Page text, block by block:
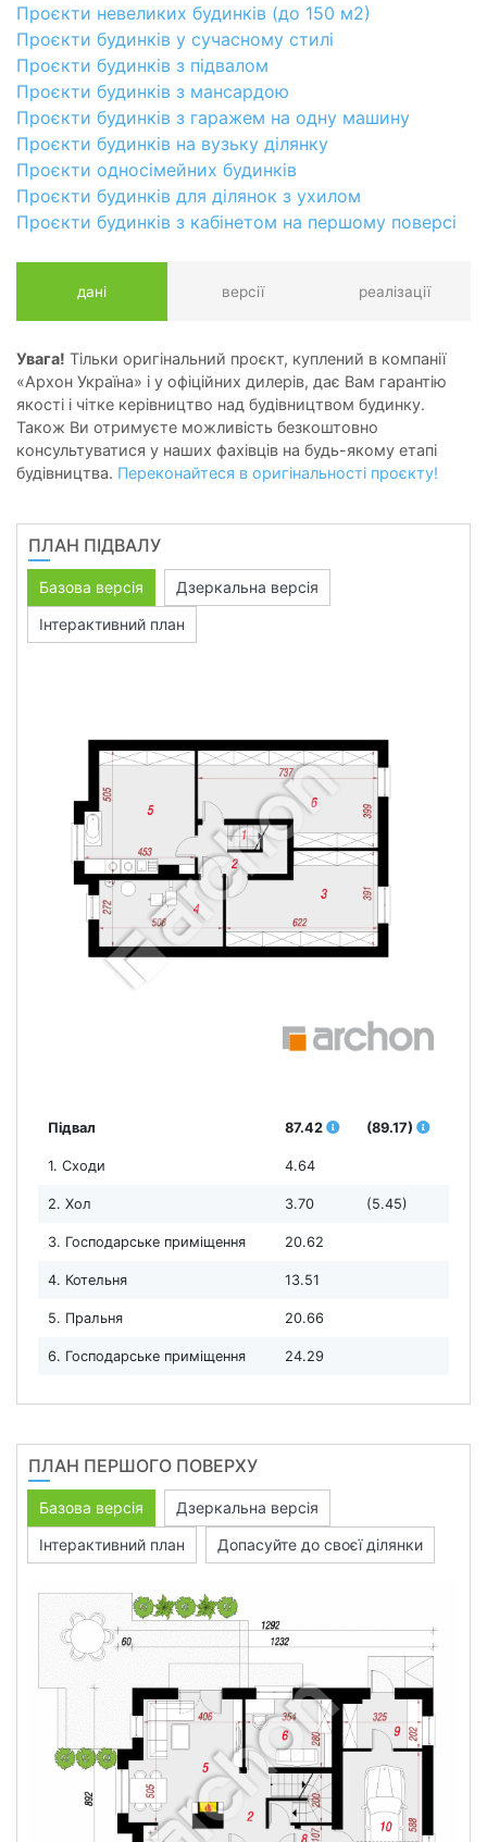
Проєкти невеликих будинків (до 150 м2)
Проєкти будинків у сучасному стилі
Проєкти будинків з підвалом
Проєкти будинків з мансардою
Проєкти будинків з гаражем на одну машину
Проєкти будинків на вузьку ділянку
Проєкти односімейних будинків
Проєкти будинків для ділянок з ухилом
Проєкти будинків з кабінетом на першому поверсі
дані версії реалізації
Увага! Тільки оригінальний проєкт, куплений в компанії
«Архон Україна» і у офіційних дилерів, дає Вам гарантію
якості і чітке керівництво над будівництвом будинку.
Також Ви отримуєте можливість безкоштовно
консультуватися у наших фахівців на будь-якому етапі
будівництва. Переконайтеся в оригінальності проєкту!
ПЛАН ПІДВАЛУ
Базова версія
Дзеркальна версія
Інтерактивний план
Підвал 87.42 (89.17)
1. Сходи 4.64
2. Хол 3.70 (5.45)
3. Господарське приміщення 20.62
4. Котельня 13.51
5. Пральня 20.66
6. Господарське приміщення 24.29
ПЛАН ПЕРШОГО ПОВЕРХУ
Базова версія
Дзеркальна версія
Інтерактивний план
Допасуйте до своєї ділянки